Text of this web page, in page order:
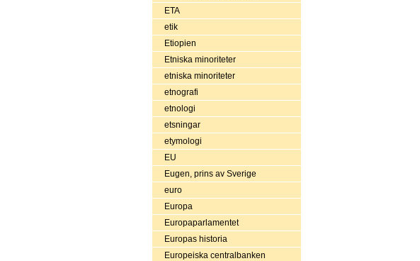
ETA
etik
Etiopien
Etniska minoriteter
etniska minoriteter
etnografi
etnologi
etsningar
etymologi
EU
Eugen, prins av Sverige
euro
Europa
Europaparlamentet
Europas historia
Europeiska centralbanken